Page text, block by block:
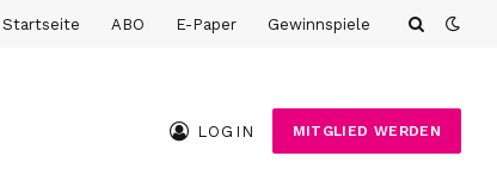
Startseite ABO E-Paper Gewinnspiele
LOGIN MITGLIED WERDEN